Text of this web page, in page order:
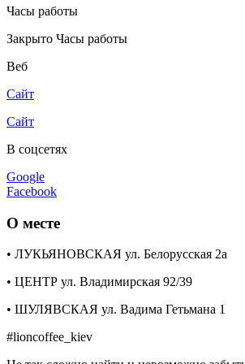
Часы работы
Закрыто Часы работы
Веб
Сайт
Сайт
В соцсетях
Google
Facebook
О месте
• ЛУКЬЯНОВСКАЯ ул. Белорусская 2а
• ЦЕНТР ул. Владимирская 92/39
• ШУЛЯВСКАЯ ул. Вадима Гетьмана 1
#lioncoffee_kiev